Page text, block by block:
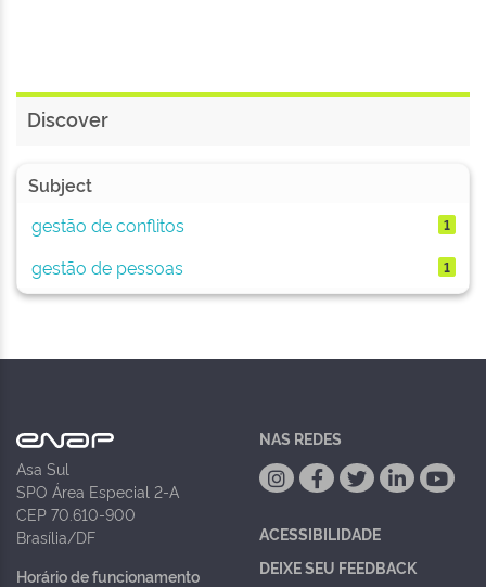
Discover
Subject
gestão de conflitos
1
gestão de pessoas 1
Asa Sul
SPO Área Especial 2-A
CEP 70.610-900
Brasília/DF
Horário de funcionamento
NAS REDES
ACESSIBILIDADE
DEIXE SEU FEEDBACK